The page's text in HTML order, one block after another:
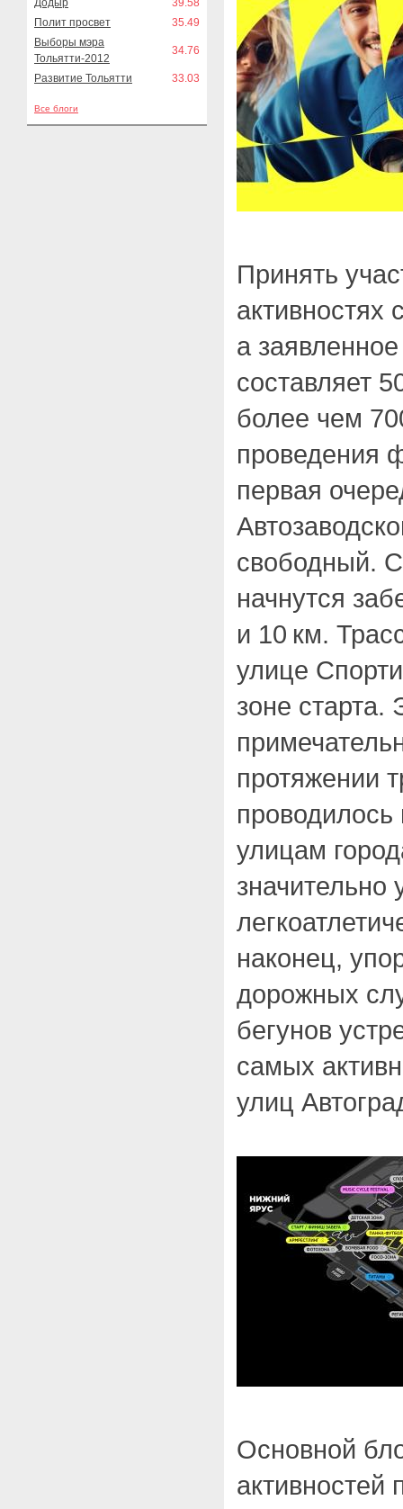
Додыр
39.58
Полит просвет
35.49
Выборы мэра
Тольятти-2012
34.76
Развитие Тольятти 33.03
Все блоги
Принять
а
составляет
более чем
проведения
первая
свободный.
начнутся
и 10 км.
улице
зоне старта.
протяжении
проводилось
улицам
значительно
наконец,
дорожных
бегунов
самых
улиц
Основной
активностей